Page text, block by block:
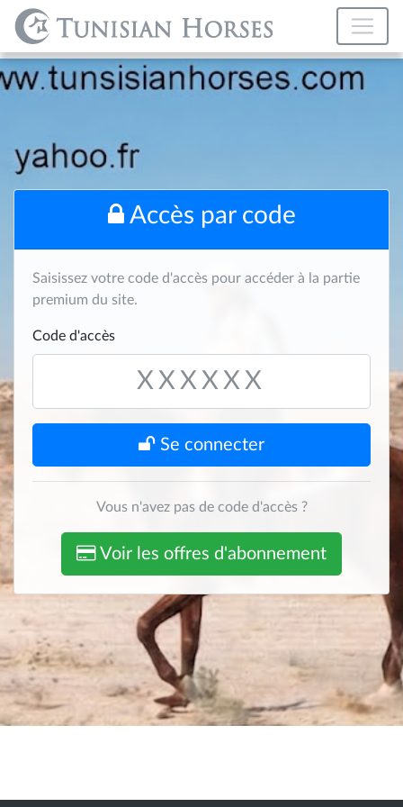
Accès par code
Saisissez votre code d'accès pour accéder à la partie
premium du site.
Code d'accès
Se connecter
Vous n'avez pas de code d'accès ?
Voir les offres d'abonnement